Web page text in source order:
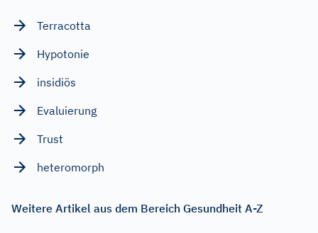
Terracotta
Hypotonie
insidiös
Evaluierung
Trust
heteromorph
Weitere Artikel aus dem Bereich Gesundheit A-Z